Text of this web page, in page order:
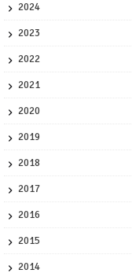
2024
2023
2022
2021
2020
2019
2018
2017
2016
2015
2014